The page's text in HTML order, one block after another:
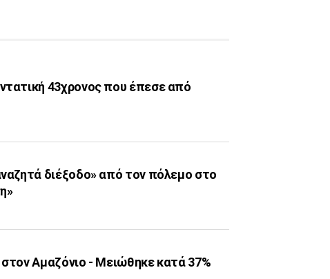
43χρονος που έπεσε από
διέξοδο» από τον πόλεμο στο
Αμαζόνιο - Μειώθηκε κατά 37%